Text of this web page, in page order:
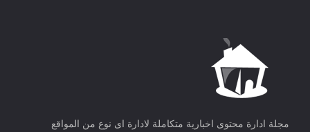
مجلة ادارة محتوى اخبارية متكاملة لادارة اى نوع من المواقع